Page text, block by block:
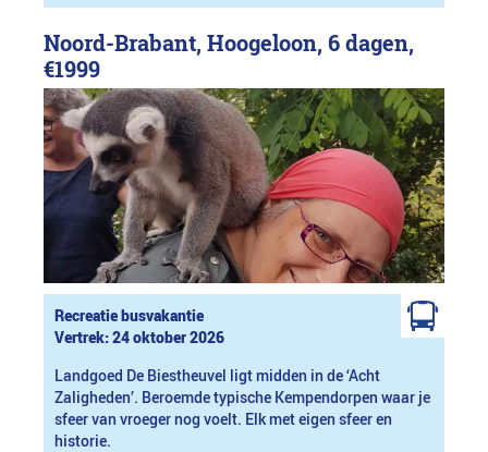
Noord-Brabant, Hoogeloon, 6 dagen,
€1999
Recreatie busvakantie
Vertrek: 24 oktober 2026
Landgoed De Biestheuvel ligt midden in de ‘Acht
Zaligheden’. Beroemde typische Kempendorpen waar je
sfeer van vroeger nog voelt. Elk met eigen sfeer en
historie.